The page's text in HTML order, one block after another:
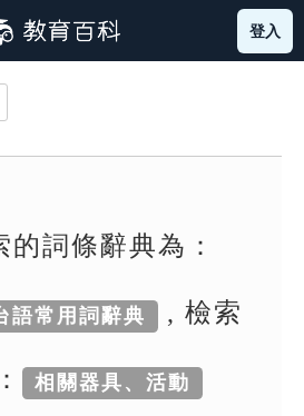
登入
的詞條辭典為：
語常用詞辭典 , 檢索
相關器具、活動